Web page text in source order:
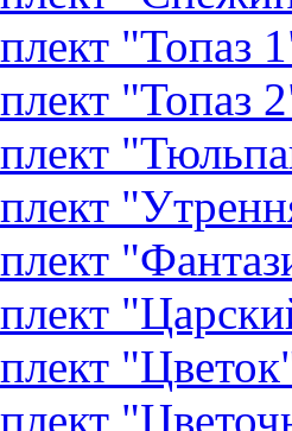
"Топаз
"Топаз